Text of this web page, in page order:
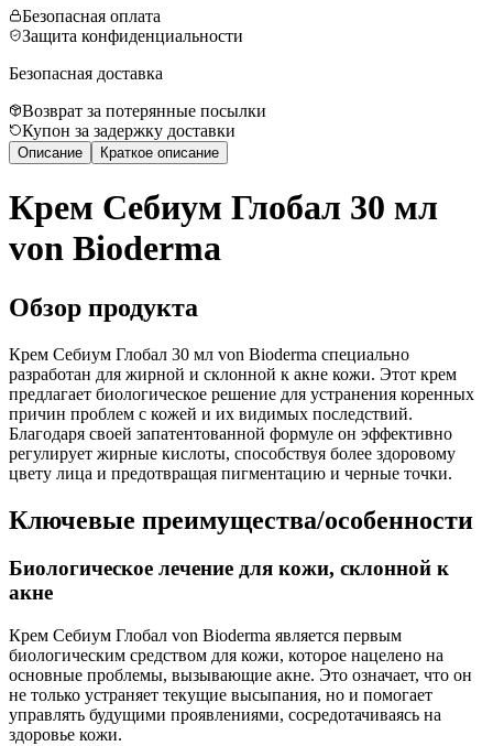
Безопасная оплата
Защита конфиденциальности
Безопасная доставка
Возврат за потерянные посылки
Купон за задержку доставки
Описание Краткое описание
Крем Себиум Глобал 30 мл
von Bioderma
Обзор продукта
Крем Себиум Глобал 30 мл von Bioderma специально
разработан для жирной и склонной к акне кожи. Этот крем
предлагает биологическое решение для устранения коренных
причин проблем с кожей и их видимых последствий.
Благодаря своей запатентованной формуле он эффективно
регулирует жирные кислоты, способствуя более здоровому
цвету лица и предотвращая пигментацию и черные точки.
Ключевые преимущества/особенности
Биологическое лечение для кожи, склонной к
акне
Крем Себиум Глобал von Bioderma является первым
биологическим средством для кожи, которое нацелено на
основные проблемы, вызывающие акне. Это означает, что он
не только устраняет текущие высыпания, но и помогает
управлять будущими проявлениями, сосредотачиваясь на
здоровье кожи.